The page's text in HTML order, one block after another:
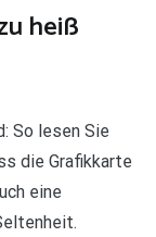
heiß
So lesen Sie
die Grafikkarte
eine